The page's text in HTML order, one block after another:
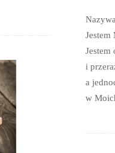
Jestem
Jestem
i
a
w